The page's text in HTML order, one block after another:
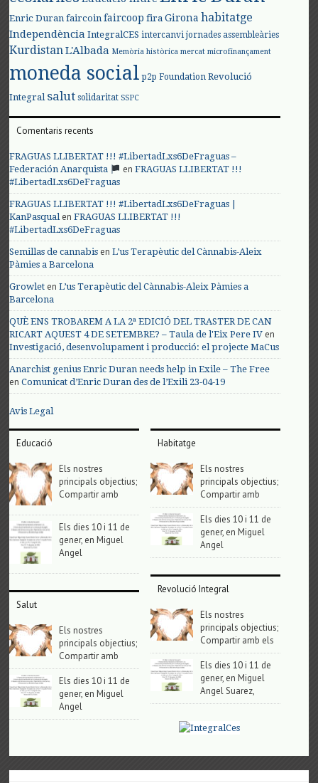
Enric Duran faircoin faircoop fira Girona habitatge
Independència IntegralCES intercanvi jornades assembleàries
KurdistanL'Albada Memòria històrica mercat microfinançament
moneda social p2p Foundation Revolució
Integral salut solidaritat SSPC
Comentaris recents
FRAGUAS LLIBERTAT !!! #LibertadLxs6DeFraguas –
Federación Anarquista
enFRAGUAS LLIBERTAT !!!
#LibertadLxs6DeFraguas
FRAGUAS LLIBERTAT !!! #LibertadLxs6DeFraguas |
KanPasqualenFRAGUAS LLIBERTAT !!!
#LibertadLxs6DeFraguas
Semillas de cannabis enL’us Terapèutic del Cànnabis-Aleix
Pàmies a Barcelona
Growlet enL’us Terapèutic del Cànnabis-Aleix Pàmies a
Barcelona
QUÈ ENS TROBAREM A LA 2ª EDICIÓ DEL TRASTER DE CAN
RICART AQUEST 4 DE SETEMBRE? – Taula de l'Eix Pere IV en
Investigació, desenvolupament i producció: el projecte MaCus
Anarchist genius Enric Duran needs help in Exile – The Free
enComunicat d’Enric Duran des de l’Exili 23-04-19
Avis Legal
Educació
Els nostres
principals objectius;
Compartir amb
Els dies 10 i 11 de
gener, en Miguel
Angel
Salut
Els nostres
principals objectius;
Compartir amb
Els dies 10 i 11 de
gener, en Miguel
Angel
Habitatge
Els nostres
principals objectius;
Compartir amb
Els dies 10 i 11 de
gener, en Miguel
Angel
Revolució Integral
Els nostres
principals objectius;
Compartir amb els
Els dies 10 i 11 de
gener, en Miguel
Angel Suarez,